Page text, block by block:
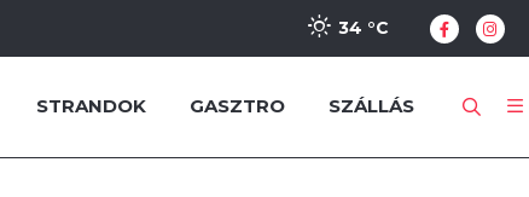
34 °C
STRANDOK GASZTRO SZÁLLÁS